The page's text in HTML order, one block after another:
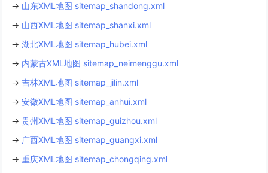
→ 山东XML地图 sitemap_shandong.xml
→ 山西XML地图 sitemap_shanxi.xml
→湖北XML地图 sitemap_hubei.xml
→ 内蒙古XML地图 sitemap_neimenggu.xml
→吉林XML地图 sitemap_jilin.xml
→安徽XML地图 sitemap_anhui.xml
→贵州XML地图 sitemap_guizhou.xml
→ 广西XML地图 sitemap_guangxi.xml
→重庆XML地图 sitemap_chongqing.xml